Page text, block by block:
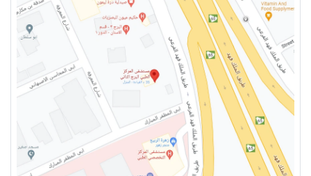
عيون الطفل الرضيع
عيون الطفل الرضيع تدمع